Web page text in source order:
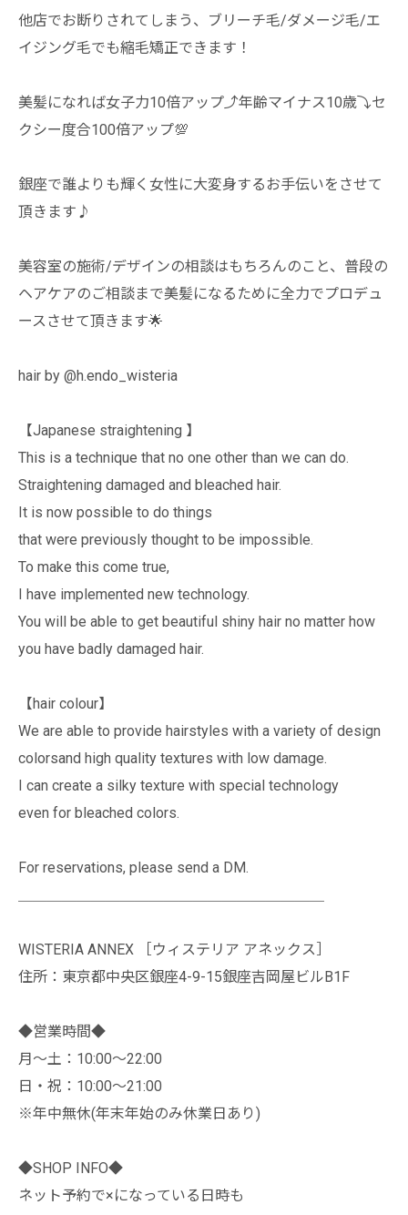
他店でお断りされてしまう、ブリーチ毛/ダメージ毛/エ
イジング毛でも縮毛矯正できます！
美髪になれば女子力10倍アップ⤴️年齢マイナス10歳⤵️セ
クシー度合100倍アップ💯
銀座で誰よりも輝く女性に大変身するお手伝いをさせて
頂きます♪
美容室の施術/デザインの相談はもちろんのこと、普段の
ヘアケアのご相談まで美髪になるために全力でプロデュ
ースさせて頂きます🌟
hair by @h.endo_wisteria
【Japanese straightening 】
This is a technique that no one other than we can do.
Straightening damaged and bleached hair.
It is now possible to do things
that were previously thought to be impossible.
To make this come true,
I have implemented new technology.
You will be able to get beautiful shiny hair no matter how
you have badly damaged hair.
【hair colour】
We are able to provide hairstyles with a variety of design
colorsand high quality textures with low damage.
I can create a silky texture with special technology
even for bleached colors.
For reservations, please send a DM.
WISTERIA ANNEX ［ウィステリア アネックス］
住所：東京都中央区銀座4-9-15銀座吉岡屋ビルB1F
◆営業時間◆
月～土：10:00～22:00
日・祝：10:00～21:00
※年中無休(年末年始のみ休業日あり)
◆SHOP INFO◆
ネット予約で×になっている日時も